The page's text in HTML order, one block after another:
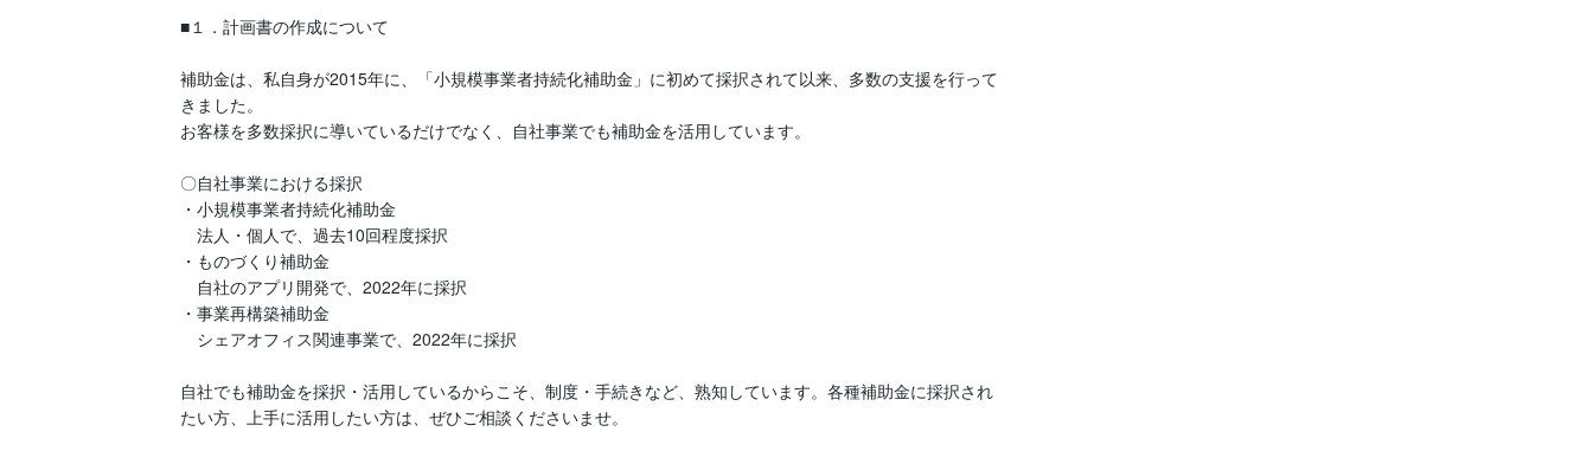
■１．計画書の作成について
補助金は、私自身が2015年に、「小規模事業者持続化補助金」に初めて採択されて以来、多数の支援を行って
きました。
お客様を多数採択に導いているだけでなく、自社事業でも補助金を活用しています。
〇自社事業における採択
・小規模事業者持続化補助金
法人・個人で、過去10回程度採択
・ものづくり補助金
自社のアプリ開発で、2022年に採択
・事業再構築補助金
シェアオフィス関連事業で、2022年に採択
自社でも補助金を採択・活用しているからこそ、制度・手続きなど、熟知しています。各種補助金に採択され
たい方、上手に活用したい方は、ぜひご相談くださいませ。